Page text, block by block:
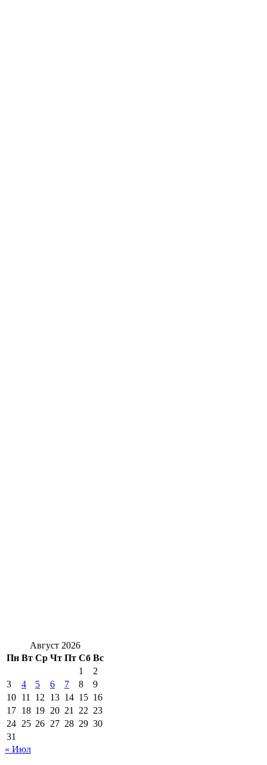
Август 2026
Пн Вт Ср Чт Пт Сб Вс
1
2
3
4 5 6 7 8
9
10 11 12 13 14 15 16
17 18 19 20 21 22 23
24 25 26 27 28 29 30
31
« Июл